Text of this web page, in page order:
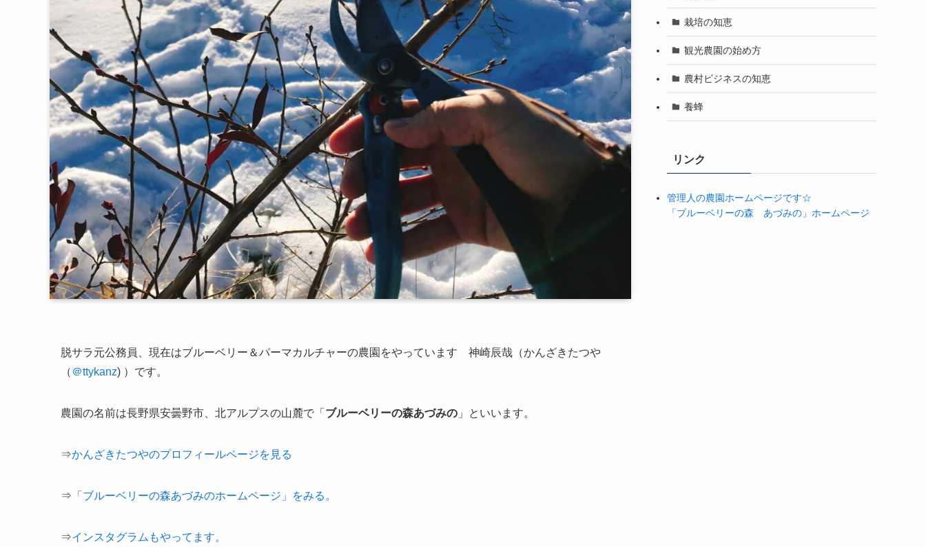
脱サラ元公務員、現在はブルーベリー＆パーマカルチャーの農園 をやっています 神崎辰哉（かんざきたつや
（ ＠ttykanz) ）です。
農園の名前は長野県安曇野市、北アルプスの山麓で「 ブルーベリーの森あづみの 」といいます。
⇒かんざきたつやのプロフィールページを見る
⇒ 「ブルーベリーの森あづみのホームページ」をみる。
⇒インスタグラムもやってます。
栽培の知恵
観光農園の始め方
農村ビジネスの知恵
養蜂
リンク
管理人の農園ホームページです☆
「ブルーベリーの森 あづみの」ホームページ